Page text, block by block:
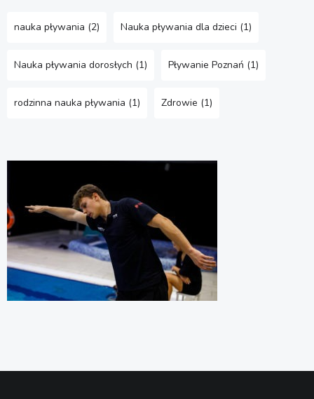
nauka pływania (2) Nauka pływania dla dzieci (1)
Nauka pływania dorosłych (1) Pływanie Poznań (1)
rodzinna nauka pływania (1) Zdrowie (1)